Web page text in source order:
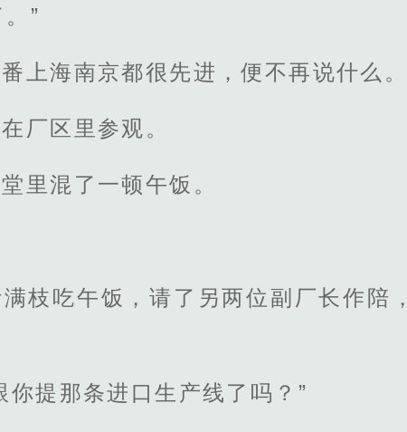
”
上海南京都很先进，便不再说什么。
厂区里参观。
里混了一顿午饭。
枝吃午饭，请了另两位副厂长作陪
你提那条进口生产线了吗？”